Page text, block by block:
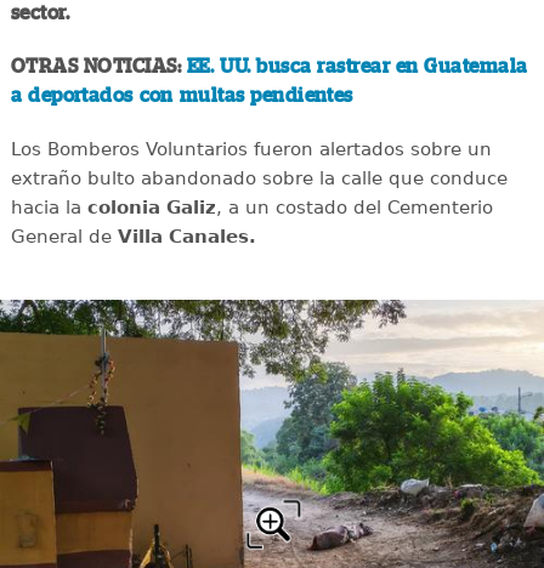
sector.
OTRAS NOTICIAS: EE. UU. busca rastrear en Guatemala
a deportados con multas pendientes
Los Bomberos Voluntarios fueron alertados sobre un
extraño bulto abandonado sobre la calle que conduce
hacia la colonia Galiz, a un costado del Cementerio
General de Villa Canales.